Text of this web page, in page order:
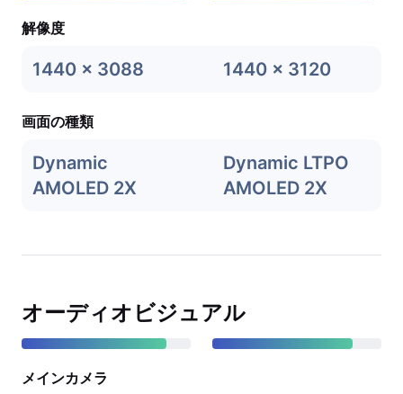
解像度
1440 x 3088 1440 x 3120
画面の種類
Dynamic
AMOLED 2X
Dynamic LTPO
AMOLED 2X
オーディオビジュアル
メインカメラ